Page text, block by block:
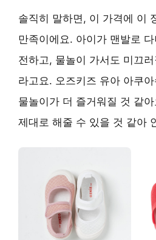
솔직히 말하면, 이 가격에 이
만족이에요. 아이가 맨발로
전하고, 물놀이 가서도 미끄
라고요. 오즈키즈 유아 아쿠
물놀이가 더 즐거워질 것 같
제대로 해줄 수 있을 것 같아